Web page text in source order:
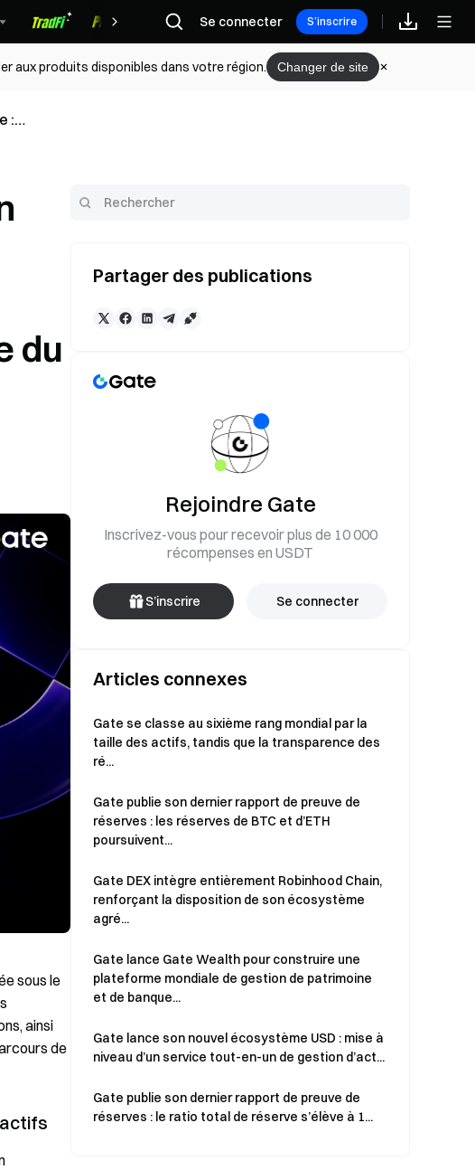
Récompenses
Se connecter S’inscrire
aux produits disponibles dans votre région. Changer de site
:
du
sous le
ainsi
de
Partager des publications
Rejoindre Gate
Inscrivez-vous pour recevoir plus de 10 000
récompenses en USDT
S’inscrire Se connecter
Articles connexes
Gate se classe au sixième rang mondial par la
taille des actifs, tandis que la transparence des
ré...
Gate publie son dernier rapport de preuve de
réserves : les réserves de BTC et d’ETH
poursuivent...
Gate DEX intègre entièrement Robinhood Chain,
renforçant la disposition de son écosystème
agré...
Gate lance Gate Wealth pour construire une
plateforme mondiale de gestion de patrimoine
et de banque...
Gate lance son nouvel écosystème USD : mise à
niveau d’un service tout-en-un de gestion d’act...
Gate publie son dernier rapport de preuve de
réserves : le ratio total de réserve s’élève à 1...